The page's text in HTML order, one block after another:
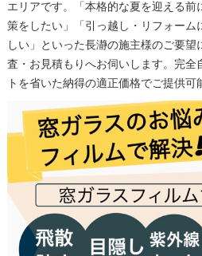
エリアです。「本格的な夏を迎える
策をしたい」「引っ越し・リフォーム
しい」といった長瀞の施主様のご要
査・お見積もりへお伺いします。完全
トを省いた納得の適正価格でご提供可